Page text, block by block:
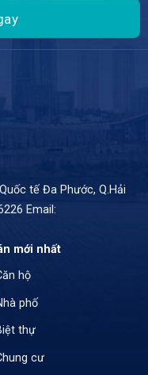
tế Đa Phước, Q.Hải
Email:
mới nhất
hộ
phố
thự
cư